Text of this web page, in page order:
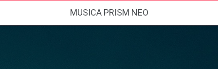
MUSICA PRISM NEO